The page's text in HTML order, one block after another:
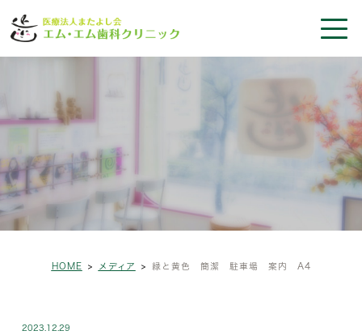
HOME メディア 緑と黄色 簡潔 駐車場 案内 A4
2023.12.29